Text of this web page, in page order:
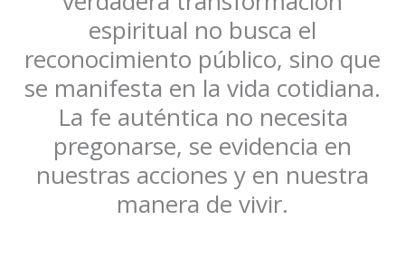
espiritual no busca el
reconocimiento público, sino que
se manifesta en la vida cotidiana.
La fe auténtica no necesita
pregonarse, se evidencia en
nuestras acciones y en nuestra
manera de vivir.